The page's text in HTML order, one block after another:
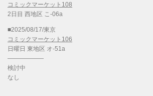
コミックマーケット108
2日目 西地区 こ-06a
■2025/08/17/東京
コミックマーケット106
日曜日 東地区 オ-51a
——————
検討中
なし